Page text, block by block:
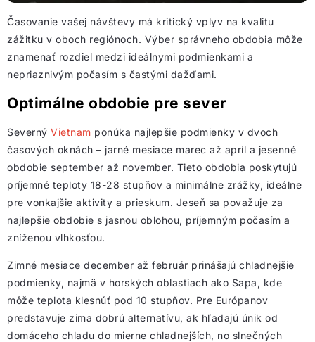
Časovanie vašej návštevy má kritický vplyv na kvalitu
zážitku v oboch regiónoch. Výber správneho obdobia môže
znamenať rozdiel medzi ideálnymi podmienkami a
nepriaznivým počasím s častými dažďami.
Optimálne obdobie pre sever
Severný Vietnam ponúka najlepšie podmienky v dvoch
časových oknách – jarné mesiace marec až apríl a jesenné
obdobie september až november. Tieto obdobia poskytujú
príjemné teploty 18-28 stupňov a minimálne zrážky, ideálne
pre vonkajšie aktivity a prieskum. Jeseň sa považuje za
najlepšie obdobie s jasnou oblohou, príjemným počasím a
zníženou vlhkosťou.
Zimné mesiace december až február prinášajú chladnejšie
podmienky, najmä v horských oblastiach ako Sapa, kde
môže teplota klesnúť pod 10 stupňov. Pre Európanov
predstavuje zima dobrú alternatívu, ak hľadajú únik od
domáceho chladu do mierne chladnejších, no slnečných